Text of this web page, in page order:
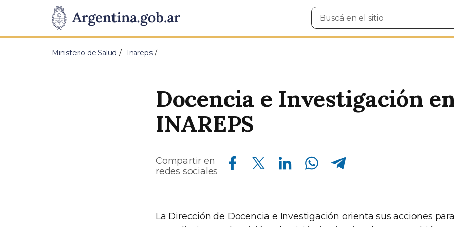
Presidencia
de
Pasar al contenido principal
Buscar
en
Ministerio de Salud Inareps
Docencia e Investigación
INAREPS
Compartir en
redes sociales
Compartir en Facebook Compartir en Twitter Compartir en Linkedin Compartir en Whatsapp Compartir en Telegram
La Dirección de Docencia e Investigación orienta sus acciones